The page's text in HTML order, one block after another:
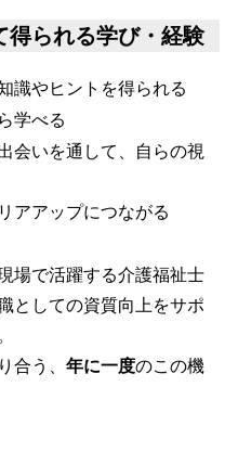
得られる学び・経験
識やヒントを得られる
学べる
会いを通して、自らの視
アアップにつながる
場で活躍する介護福祉士
としての資質向上をサポ
合う、 年に一度のこの機